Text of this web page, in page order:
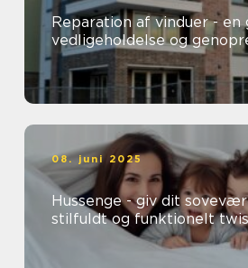
Reparation af vinduer - en
vedligeholdelse og
08. juni 2025
Hussenge - giv dit
stilfuldt og funktionelt